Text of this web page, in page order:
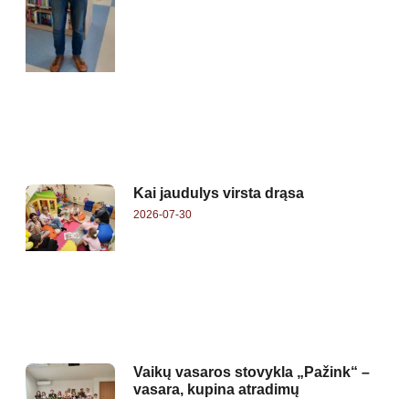
Kai jaudulys virsta drąsa
2026-07-30
Vaikų vasaros stovykla „Pažink“ –
vasara, kupina atradimų